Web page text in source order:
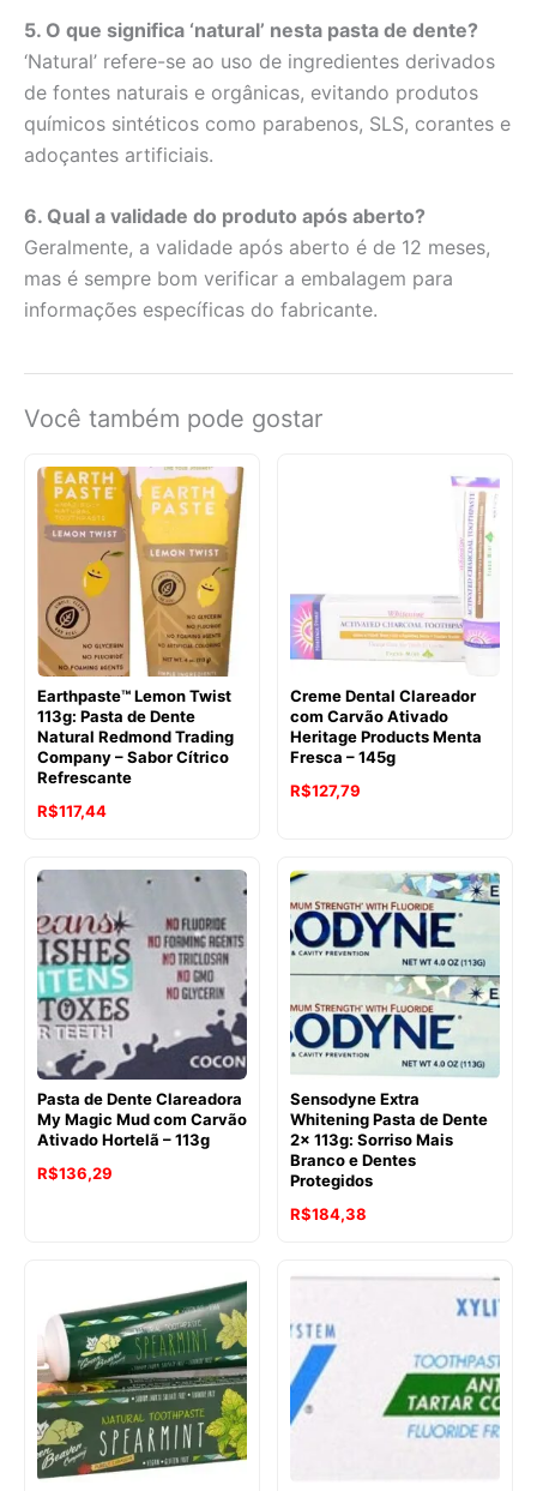
5. O que significa ‘natural’ nesta pasta de dente?
‘Natural’ refere-se ao uso de ingredientes derivados
de fontes naturais e orgânicas, evitando produtos
químicos sintéticos como parabenos, SLS, corantes e
adoçantes artificiais.
6. Qual a validade do produto após aberto?
Geralmente, a validade após aberto é de 12 meses,
mas é sempre bom verificar a embalagem para
informações específicas do fabricante.
Você também pode gostar
Earthpaste™ Lemon Twist
113g: Pasta de Dente
Natural Redmond Trading
Company – Sabor Cítrico
Refrescante
O
original
R$145,01.
R$117,44O
atual
é:
R$117,44.
Creme Dental Clareador
com Carvão Ativado
Heritage Products Menta
Fresca – 145g
O
era:
R$136,87.
R$127,79
R$127,79.
Pasta de Dente Clareadora
My Magic Mud com Carvão
Ativado Hortelã – 113g
R$136,29
Sensodyne Extra
Whitening Pasta de Dente
2x 113g: Sorriso Mais
Branco e Dentes
Protegidos
O
original
R$206,90.
R$184,38
atual